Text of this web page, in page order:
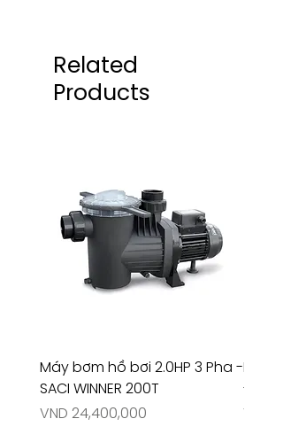
Related
Products
Máy bơm hồ bơi 2.0HP 3 Pha -
SACI WINNER 200T
Price
VND 24,400,000
Máy
-
Price
VND